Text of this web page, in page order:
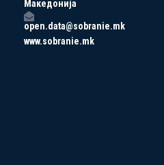
Македонија
open.data@sobranie.mk
www.sobranie.mk